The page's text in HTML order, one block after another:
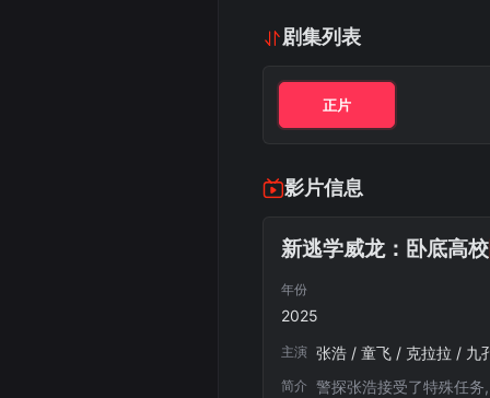
剧集列表
正片
影片信息
新逃学威龙：卧底高校
年份
2025
主演 张浩 / 童飞 / 克拉拉 / 九
简介 警探张浩接受了特殊任